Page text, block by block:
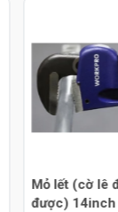
Mỏ lết (cờ lê
được) 14inch